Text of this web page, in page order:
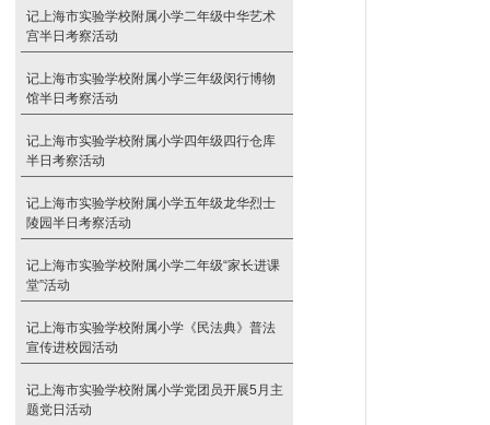
记上海市实验学校附属小学二年级中华艺术
宫半日考察活动
记上海市实验学校附属小学三年级闵行博物
馆半日考察活动
记上海市实验学校附属小学四年级四行仓库
半日考察活动
记上海市实验学校附属小学五年级龙华烈士
陵园半日考察活动
记上海市实验学校附属小学二年级“家长进课
堂”活动
记上海市实验学校附属小学《民法典》普法
宣传进校园活动
记上海市实验学校附属小学党团员开展5月主
题党日活动